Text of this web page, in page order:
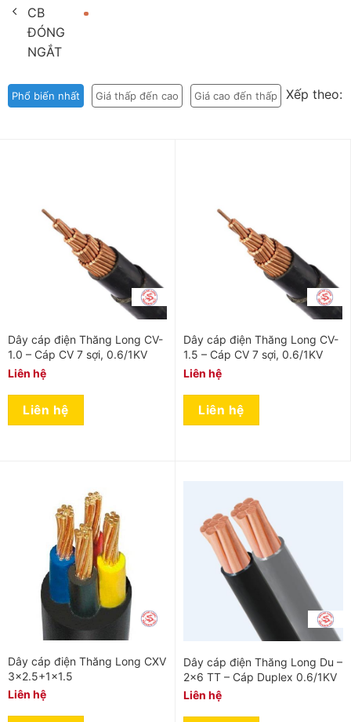
Xếp theo:
Phổ biến nhất Giá thấp đến cao Giá cao đến thấp
Dây cáp điện Thăng Long CV-
1.0 – Cáp CV 7 sợi, 0.6/1KV
Liên hệ
Liên hệ
Dây cáp điện Thăng Long CV-
1.5 – Cáp CV 7 sợi, 0.6/1KV
Liên hệ
Liên hệ
Dây cáp điện Thăng Long CXV
3×2.5+1×1.5
Liên hệ
Dây cáp điện Thăng Long Du –
2×6 TT – Cáp Duplex 0.6/1KV
Liên hệ
CB
ĐÓNG
NGẮT